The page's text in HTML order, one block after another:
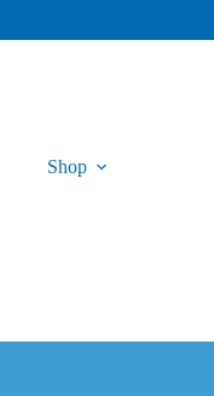
Shop